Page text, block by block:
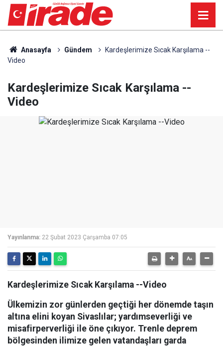
Anasayfa Gündem
Kardeşlerimize Sıcak Karşılama --
Video
Kardeşlerimize Sıcak Karşılama --
Video
Yayınlanma: 22 Şubat 2023 Çarşamba 07:05
Kardeşlerimize Sıcak Karşılama --Video
Ülkemizin zor günlerden geçtiği her dönemde taşın
altına elini koyan Sivaslılar; yardımseverliği ve
misafirperverliği ile öne çıkıyor. Trenle deprem
bölgesinden ilimize gelen vatandaşları garda